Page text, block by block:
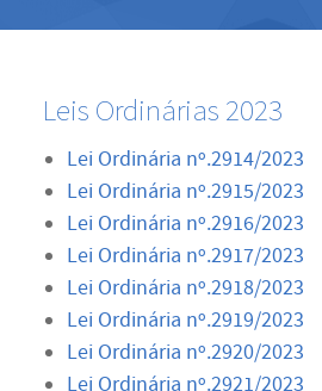
Leis Ordinárias 2023
Lei Ordinária nº.2914/2023
Lei Ordinária nº.2915/2023
Lei Ordinária nº.2916/2023
Lei Ordinária nº.2917/2023
Lei Ordinária nº.2918/2023
Lei Ordinária nº.2919/2023
Lei Ordinária nº.2920/2023
Lei Ordinária nº.2921/2023